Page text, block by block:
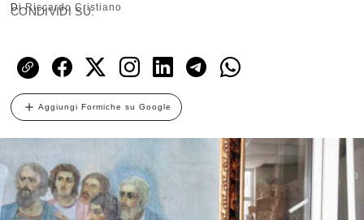
DiRiccardo Cristiano
CONDIVIDI SU:
Aggiungi Formiche su Google